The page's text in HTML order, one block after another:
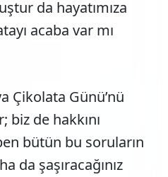
da hayatımıza
acaba var mı
Çikolata Günü’nü
de hakkını
bütün bu soruların
da şaşıracağınız